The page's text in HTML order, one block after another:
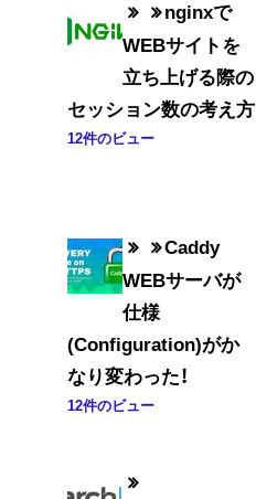
nginxで
WEBサイトを
立ち上げる際の
セッション数の考え方
12件のビュー
Caddy
WEBサーバが
仕様
(Configuration)がか
なり変わった！
12件のビュー